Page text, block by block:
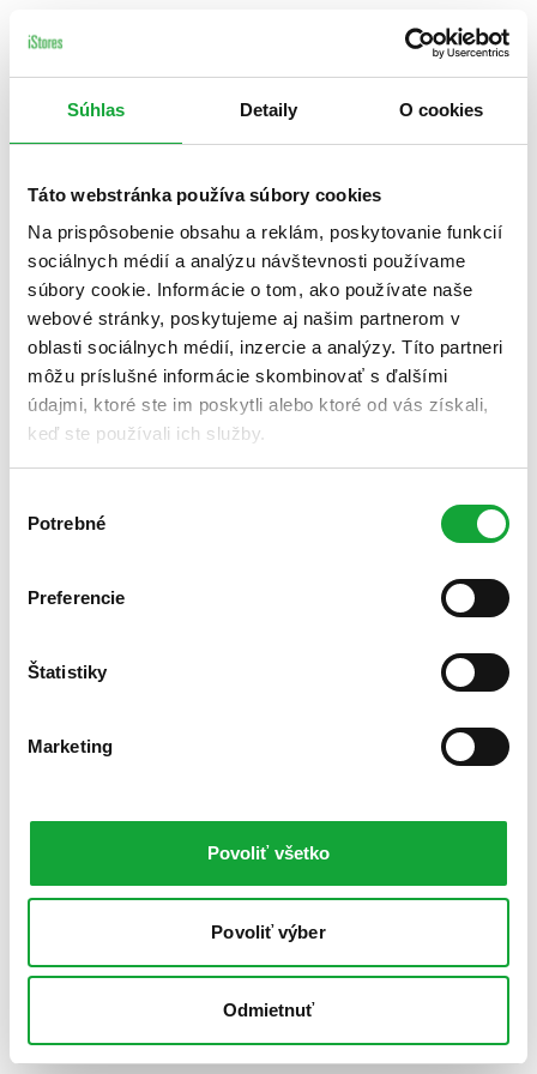
Súhlas Detaily O cookies
Táto webstránka používa súbory cookies
Na prispôsobenie obsahu a reklám, poskytovanie funkcií
sociálnych médií a analýzu návštevnosti používame
súbory cookie. Informácie o tom, ako používate naše
webové stránky, poskytujeme aj našim partnerom v
oblasti sociálnych médií, inzercie a analýzy. Títo partneri
môžu príslušné informácie skombinovať s ďalšími
údajmi, ktoré ste im poskytli alebo ktoré od vás získali,
keď ste používali ich služby.
súhlasu
Potrebné
Preferencie
Štatistiky
Marketing
Povoliť všetko
Povoliť výber
Odmietnuť